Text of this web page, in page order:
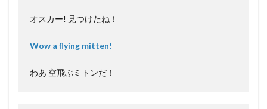
オスカー! 見つけたね！
Wow a flying mitten!
わあ 空飛ぶミトンだ！